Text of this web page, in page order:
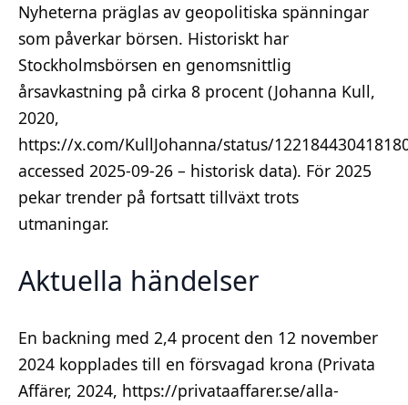
Nyheterna präglas av geopolitiska spänningar
som påverkar börsen. Historiskt har
Stockholmsbörsen en genomsnittlig
årsavkastning på cirka 8 procent (Johanna Kull,
2020,
https://x.com/KullJohanna/status/
accessed 2025-09-26 – historisk data). För 2025
pekar trender på fortsatt tillväxt trots
utmaningar.
Aktuella händelser
En backning med 2,4 procent den 12 november
2024 kopplades till en försvagad krona (Privata
Affärer, 2024, https://privataaffarer.se/alla-